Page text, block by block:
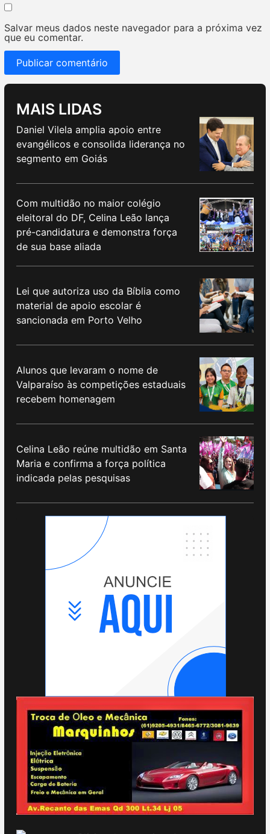
Salvar meus dados neste navegador para a próxima vez
que eu comentar.
MAIS LIDAS
Daniel Vilela amplia apoio entre
evangélicos e consolida liderança no
segmento em Goiás
Com multidão no maior colégio
eleitoral do DF, Celina Leão lança
pré-candidatura e demonstra força
de sua base aliada
Lei que autoriza uso da Bíblia como
material de apoio escolar é
sancionada em Porto Velho
Alunos que levaram o nome de
Valparaíso às competições estaduais
recebem homenagem
Celina Leão reúne multidão em Santa
Maria e confirma a força política
indicada pelas pesquisas